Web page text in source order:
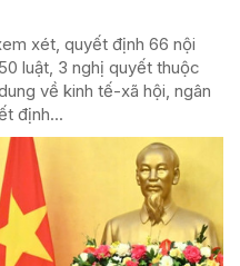
xét, quyết định 66 nội
luật, 3 nghị quyết thuộc
về kinh tế-xã hội, ngân
định...